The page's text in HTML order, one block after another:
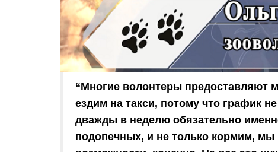
“Многие волонтеры предоставляют
ездим на такси, потому что график
дважды в неделю обязательно
подопечных, и не только кормим, мы